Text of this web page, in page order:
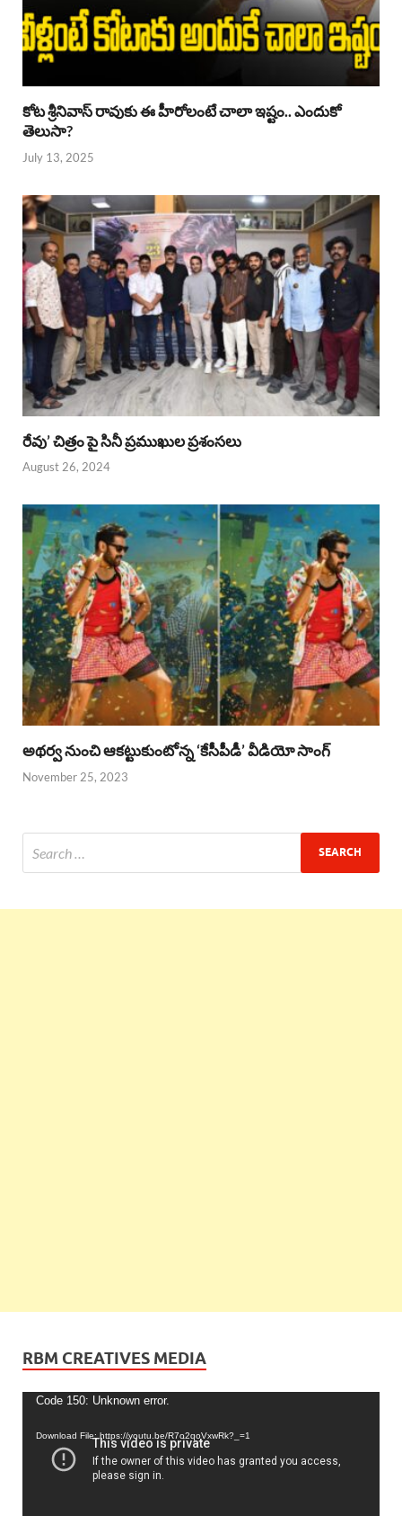
కోట శ్రీనివాస్ రావుకు ఈ హీరోలంటే చాలా ఇష్టం.. ఎందుకో
తెలుసా?
July 13, 2025
రేవు’ చిత్రం పై సినీ ప్రముఖుల ప్రశంసలు
August 26, 2024
అథర్వ నుంచి ఆకట్టుకుంటోన్న ‘కేసీపీడీ’ వీడియో సాంగ్
November 25, 2023
RBM CREATIVES MEDIA
Video
Code 150: Unknown error.
Download File: https://youtu.be/R7o2qoVxwRk?_=1